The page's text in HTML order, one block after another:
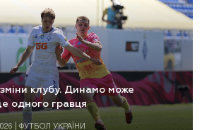
клубу. Динамо може
одного гравця
| ФУТБОЛ УКРАЇНИ